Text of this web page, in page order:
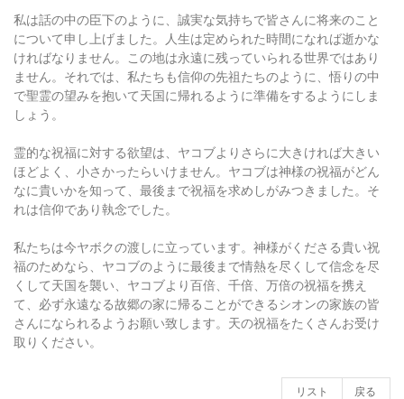
私は話の中の臣下のように、誠実な気持ちで皆さんに将来のこと
について申し上げました。人生は定められた時間になれば逝かな
ければなりません。この地は永遠に残っていられる世界ではあり
ません。それでは、私たちも信仰の先祖たちのように、悟りの中
で聖霊の望みを抱いて天国に帰れるように準備をするようにしま
しょう。
霊的な祝福に対する欲望は、ヤコブよりさらに大きければ大きい
ほどよく、小さかったらいけません。ヤコブは神様の祝福がどん
なに貴いかを知って、最後まで祝福を求めしがみつきました。そ
れは信仰であり執念でした。
私たちは今ヤボクの渡しに立っています。神様がくださる貴い祝
福のためなら、ヤコブのように最後まで情熱を尽くして信念を尽
くして天国を襲い、ヤコブより百倍、千倍、万倍の祝福を携え
て、必ず永遠なる故郷の家に帰ることができるシオンの家族の皆
さんになられるようお願い致します。天の祝福をたくさんお受け
取りください。
リスト 戻る